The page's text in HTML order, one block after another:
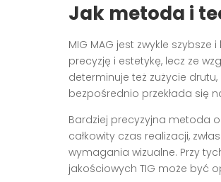
Jak metoda i
MIG MAG jest zwykle
precyzję i estetykę, lecz ze
determinuje też zużycie
bezpośrednio przekłada się
Bardziej precyzyjna metoda
całkowity czas realizacji,
wymagania wizualne. Przy
jakościowych TIG może być